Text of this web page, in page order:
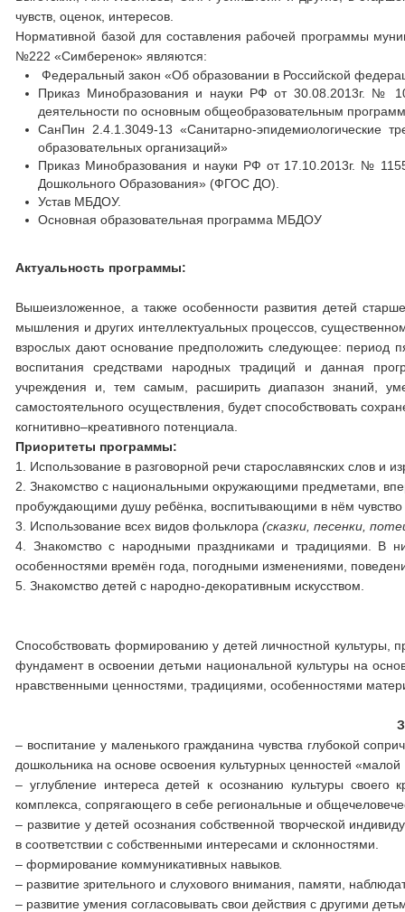
чувств, оценок, интересов.
Нормативной базой для составления рабочей программы
№222 «Симберенок» являются:
Федеральный закон «Об образовании в Российской
Приказ Минобразования и науки РФ от 30.08.2013г. №
деятельности по основным общеобразовательным
СанПин 2.4.1.3049-13 «Санитарно-эпидемиологические
образовательных организаций»
Приказ Минобразования и науки РФ от 17.10.2013г. №
Дошкольного Образования» (ФГОС ДО).
Устав МБДОУ.
Основная образовательная программа МБДОУ
Актуальность программы:
Вышеизложенное, а также особенности развития детей
мышления и других интеллектуальных процессов,
взрослых дают основание предположить следующее: период
воспитания средствами народных традиций и данная
учреждения и, тем самым, расширить диапазон знаний,
самостоятельного осуществления, будет способствовать
когнитивно–креативного потенциала.
Приоритеты программы:
1. Использование в разговорной речи старославянских слов и
2. Знакомство с национальными окружающими предметами,
пробуждающими душу ребёнка, воспитывающими в нём чувство
3. Использование всех видов фольклора(сказки, песенки,
4. Знакомство с народными праздниками и традициями. В
особенностями времён года, погодными изменениями,
5. Знакомство детей с народно-декоративным искусством.
Способствовать формированию у детей личностной культуры,
фундамент в освоении детьми национальной культуры на
нравственными ценностями, традициями, особенностями
– воспитание у маленького гражданина чувства глубокой
дошкольника на основе освоения культурных ценностей
– углубление интереса детей к осознанию культуры своего
комплекса, сопрягающего в себе региональные и
– развитие у детей осознания собственной творческой
в соответствии с собственными интересами и склонностями.
– формирование коммуникативных навыков
– развитие зрительного и слухового внимания, памяти,
– развитие умения согласовывать свои действия с другими